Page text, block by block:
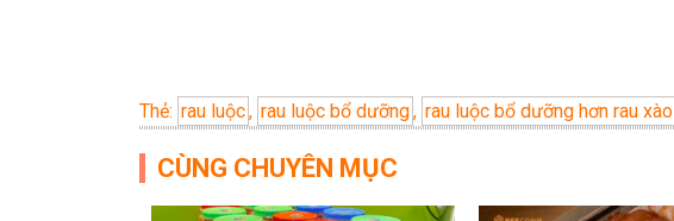
Thẻ: rau luộc, rau luộc bổ dưỡng, rau luộc bổ dưỡng hơn rau xào
CÙNG CHUYÊN MỤC